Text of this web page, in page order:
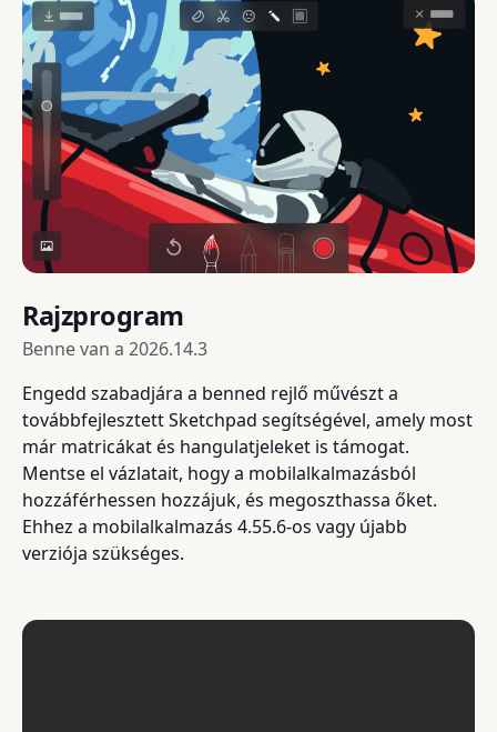
Rajzprogram
Benne van a 2026.14.3
Engedd szabadjára a benned rejlő művészt a
továbbfejlesztett Sketchpad segítségével, amely most
már matricákat és hangulatjeleket is támogat.
Mentse el vázlatait, hogy a mobilalkalmazásból
hozzáférhessen hozzájuk, és megoszthassa őket.
Ehhez a mobilalkalmazás 4.55.6-os vagy újabb
verziója szükséges.